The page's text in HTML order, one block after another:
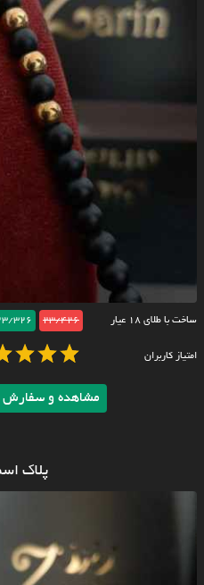
ساخت با طلای ۱۸ عیار 23/426
326
امتیاز کاربران
مشاهده و سفارش
پلاک